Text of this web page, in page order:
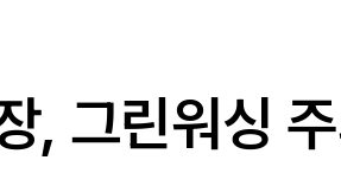
, 그린워싱